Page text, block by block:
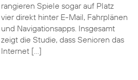
rangieren Spiele sogar auf Platz
vier direkt hinter E-Mail, Fahrplänen
und Navigationsapps. Insgesamt
zeigt die Studie, dass Senioren das
Internet […]